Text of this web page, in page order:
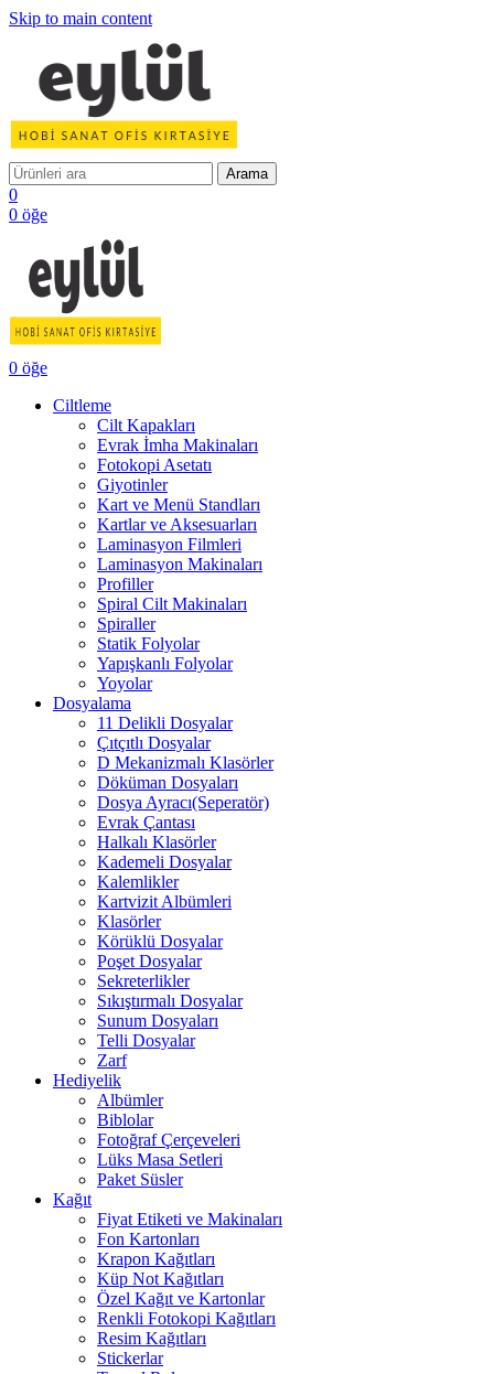
Skip to main content
Arama
0
0 öğe
0 öğe
Ciltleme
Cilt Kapakları
Evrak İmha Makinaları
Fotokopi Asetatı
Giyotinler
Kart ve Menü Standları
Kartlar ve Aksesuarları
Laminasyon Filmleri
Laminasyon Makinaları
Profiller
Spiral Cilt Makinaları
Spiraller
Statik Folyolar
Yapışkanlı Folyolar
Yoyolar
Dosyalama
11 Delikli Dosyalar
Çıtçıtlı Dosyalar
D Mekanizmalı Klasörler
Döküman Dosyaları
Dosya Ayracı(Seperatör)
Evrak Çantası
Halkalı Klasörler
Kademeli Dosyalar
Kalemlikler
Kartvizit Albümleri
Klasörler
Körüklü Dosyalar
Poşet Dosyalar
Sekreterlikler
Sıkıştırmalı Dosyalar
Sunum Dosyaları
Telli Dosyalar
Zarf
Hediyelik
Albümler
Biblolar
Fotoğraf Çerçeveleri
Lüks Masa Setleri
Paket Süsler
Kağıt
Fiyat Etiketi ve Makinaları
Fon Kartonları
Krapon Kağıtları
Küp Not Kağıtları
Özel Kağıt ve Kartonlar
Renkli Fotokopi Kağıtları
Resim Kağıtları
Stickerlar